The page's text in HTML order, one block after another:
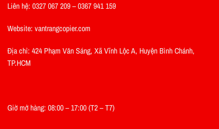
Liên hệ: 0327 067 209 – 0367 941 159
Website: vantrangcopier.com
Địa chỉ: 424 Phạm Văn Sáng, Xã Vĩnh Lộc A, Huyện Bình Chánh,
TP.HCM
Giờ mở hàng: 08:00 – 17:00 (T2 – T7)